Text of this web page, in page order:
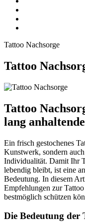
Tattoo Nachsorge
Tattoo
Tattoo
lang
Ein frisch gestochenes
Kunstwerk, sondern
Individualität. Damit Ihr
lebendig bleibt, ist eine
Bedeutung. In diesem
Empfehlungen zur
bestmöglich schützen
Die Bedeutung der